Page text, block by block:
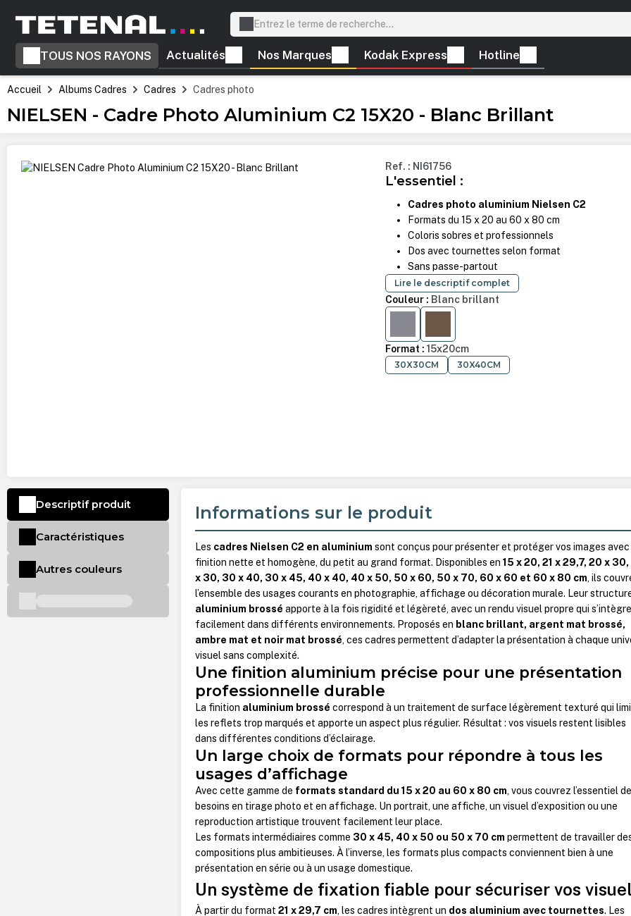
Passer à la navigation principale
TOUS NOS RAYONS Actualités Nos Marques Kodak Express Hotline
Accueil Albums Cadres Cadres Cadres photo
NIELSEN - Cadre Photo Aluminium C2 15X20 - Blanc Brillant
Ignorer la galerie d'images Ref. : NI61756
L'essentiel :
Cadres photo aluminium Nielsen C2
Formats du 15 x 20 au 60 x 80 cm
Coloris sobres et professionnels
Dos avec tournettes selon format
Sans passe-partout
Lire le descriptif complet
Couleur : Blanc brillant
Format :15x20cm
30X30CM 30X40CM
Informations sur le produit
Les cadres Nielsen C2 en aluminium sont conçus pour présenter et protéger vos images avec
finition nette et homogène, du petit au grand format. Disponibles en15 x 20, 21 x 29,7, 20 x
x 30, 30 x 40, 30 x 45, 40 x 40, 40 x 50, 50 x 60, 50 x 70, 60 x 60 et 60 x 80 cm, ils
l’ensemble des usages courants en photographie, affichage ou décoration murale. Leur
aluminium brossé apporte à la fois rigidité et légèreté, avec un rendu visuel propre qui s’intègre
facilement dans différents environnements. Proposés en blanc brillant, argent mat brossé,
ambre mat et noir mat brossé, ces cadres permettent d’adapter la présentation à chaque
visuel sans complexité.
Une finition aluminium précise pour une présentation
professionnelle durable
La finition aluminium brossé correspond à un traitement de surface légèrement texturé qui
les reflets trop marqués et apporte un aspect plus régulier. Résultat : vos visuels restent lisibles
dans différentes conditions d’éclairage.
Un large choix de formats pour répondre à tous les
usages d’affichage
Avec cette gamme de formats standard du 15 x 20 au 60 x 80 cm, vous couvrez l’essentiel
besoins en tirage photo et en affichage. Un portrait, une affiche, un visuel d’exposition ou une
reproduction artistique trouvent facilement leur place.
Les formats intermédiaires comme 30 x 45, 40 x 50 ou 50 x 70 cm permettent de travailler
compositions plus ambitieuses. À l’inverse, les formats plus compacts conviennent bien à une
présentation en série ou à un usage domestique.
Un système de fixation fiable pour sécuriser vos
À partir du format21 x 29,7 cm, les cadres intègrent un dos aluminium avec tournettes. Les
Descriptif produit
Caractéristiques
Autres couleurs